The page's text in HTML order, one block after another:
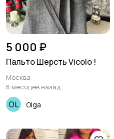
5 000 ₽
Пальто Шерсть Vicolo !
Москва
6 месяцев назад
Olga